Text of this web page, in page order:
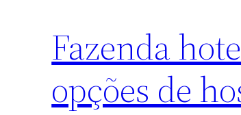
Fazenda
opções de